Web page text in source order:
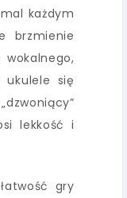
każdym
brzmienie
ukulele się
lekkość i
gry